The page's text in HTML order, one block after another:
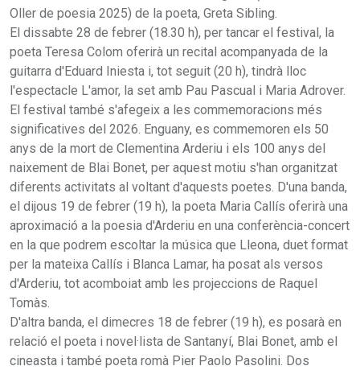
Oller de poesia 2025) de la poeta, Greta Sibling.
El dissabte 28 de febrer (18.30 h), per tancar el festival, la
poeta Teresa Colom oferirà un recital acompanyada de la
guitarra d'Eduard Iniesta i, tot seguit (20 h), tindrà lloc
l'espectacle L'amor, la set amb Pau Pascual i Maria Adrover.
El festival també s'afegeix a les commemoracions més
significatives del 2026. Enguany, es commemoren els 50
anys de la mort de Clementina Arderiu i els 100 anys del
naixement de Blai Bonet, per aquest motiu s'han organitzat
diferents activitats al voltant d'aquests poetes. D'una banda,
el dijous 19 de febrer (19 h), la poeta Maria Callís oferirà una
aproximació a la poesia d'Arderiu en una conferència-concert
en la que podrem escoltar la música que Lleona, duet format
per la mateixa Callís i Blanca Lamar, ha posat als versos
d'Arderiu, tot acomboiat amb les projeccions de Raquel
Tomàs.
D'altra banda, el dimecres 18 de febrer (19 h), es posarà en
relació el poeta i novel·lista de Santanyí, Blai Bonet, amb el
cineasta i també poeta romà Pier Paolo Pasolini. Dos